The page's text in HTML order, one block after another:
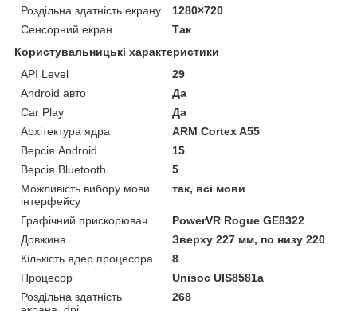
Роздільна здатність екрану
1280×720
Сенсорний екран
Так
Користувальницькі характеристики
API Level
29
Android авто
Да
Car Play
Да
Архітектура ядра
ARM Cortex A55
Версія Android
15
Версія Bluetooth
5
Можливість вибору мови
інтерфейсу
так, всі мови
Графічний прискорювач
PowerVR Rogue GE8322
Довжина
Зверху 227 мм, по низу 220
Кількість ядер процесора
8
Процесор
Unisoc UIS8581a
Роздільна здатність
268